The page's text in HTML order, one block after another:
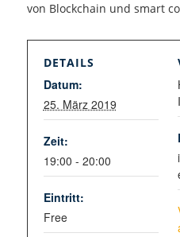
von Blockchain und smart
DETAILS
Datum:
25. März 2019
Zeit:
19:00 - 20:00
Eintritt:
Free